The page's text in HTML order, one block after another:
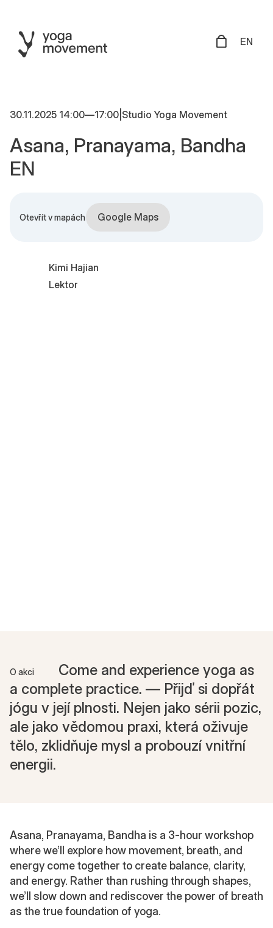
EN
30.11.2025 14:00—17:00 Studio Yoga Movement
Asana, Pranayama, Bandha
EN
Otevřít v mapách Google Maps
Kimi Hajian
Lektor
O akci
Come and experience yoga as
a complete practice. — Přijď si dopřát
jógu v její plnosti. Nejen jako sérii pozic,
ale jako vědomou praxi, která oživuje
tělo, zklidňuje mysl a probouzí vnitřní
energii.
Asana, Pranayama, Bandha is a 3-hour workshop
where we’ll explore how movement, breath, and
energy come together to create balance, clarity,
and energy. Rather than rushing through shapes,
we’ll slow down and rediscover the power of breath
as the true foundation of yoga.